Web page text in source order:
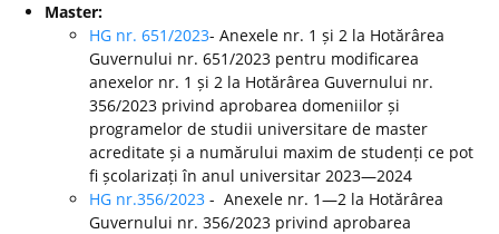
Master:
HG nr. 651/2023- Anexele nr. 1 și 2 la Hotărârea
Guvernului nr. 651/2023 pentru modificarea
anexelor nr. 1 și 2 la Hotărârea Guvernului nr.
356/2023 privind aprobarea domeniilor și
programelor de studii universitare de master
acreditate și a numărului maxim de studenți ce pot
fi școlarizați în anul universitar 2023—2024
HG nr.356/2023 - Anexele nr. 1—2 la Hotărârea
Guvernului nr. 356/2023 privind aprobarea